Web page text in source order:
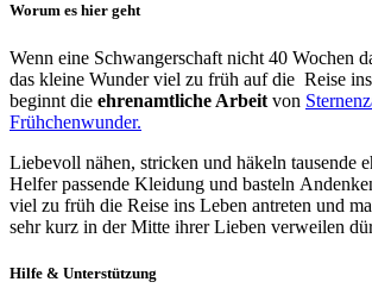
Worum es hier geht
Wenn eine Schwangerschaft nicht 40 Wochen
das kleine Wunder viel zu früh auf die Reise
beginnt die ehrenamtliche Arbeit von
Frühchenwunder.
Liebevoll nähen, stricken und häkeln tausende
Helfer passende Kleidung und basteln
viel zu früh die Reise ins Leben antreten und
sehr kurz in der Mitte ihrer Lieben verweilen
Hilfe & Unterstützung